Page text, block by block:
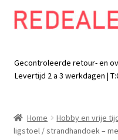
Skip
Skip
Baby en kind
Gecontroleerde retour- en
Levertijd 2 a 3 werkdagen |
Home Hobby en vrije
ligstoel / strandhandoek –